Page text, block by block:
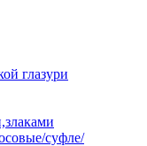
глазури
суфле/